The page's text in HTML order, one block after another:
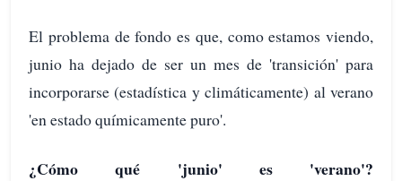
El problema de fondo es que, como estamos viendo,
junio ha dejado de ser un mes de 'transición' para
incorporarse (estadística y climáticamente) al verano
'en estado químicamente puro'.
¿Cómo qué 'junio' es 'verano'?